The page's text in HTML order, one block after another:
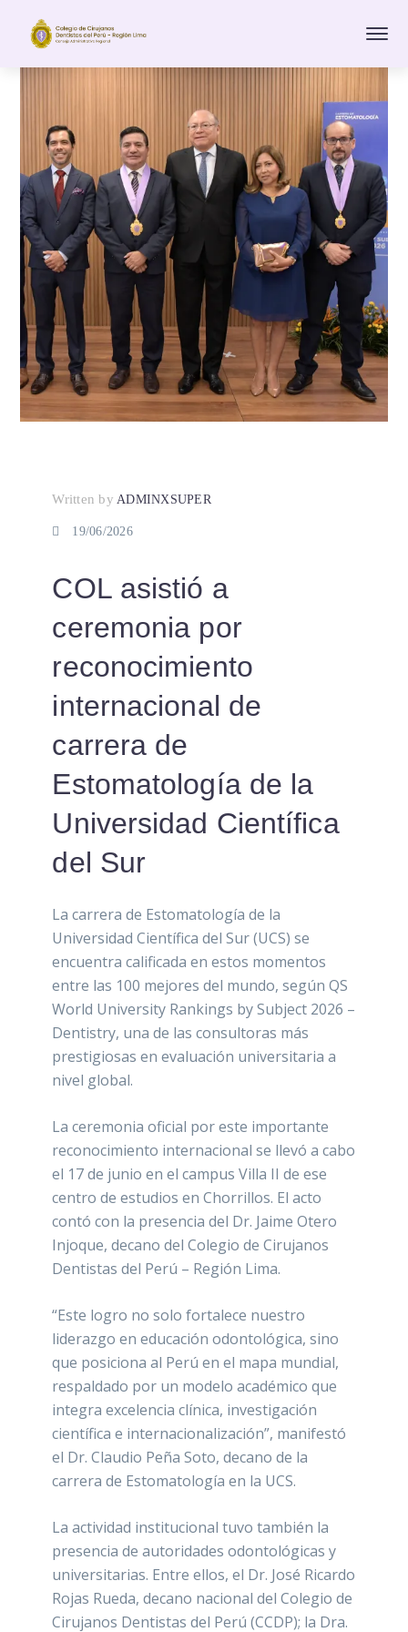
Written by ADMINXSUPER
19/06/2026
COL asistió a
ceremonia por
reconocimiento
internacional de
carrera de
Estomatología de la
Universidad Científica
del Sur
La carrera de Estomatología de la
Universidad Científica del Sur (UCS) se
encuentra calificada en estos momentos
entre las 100 mejores del mundo, según QS
World University Rankings by Subject 2026 –
Dentistry, una de las consultoras más
prestigiosas en evaluación universitaria a
nivel global.
La ceremonia oficial por este importante
reconocimiento internacional se llevó a cabo
el 17 de junio en el campus Villa II de ese
centro de estudios en Chorrillos. El acto
contó con la presencia del Dr. Jaime Otero
Injoque, decano del Colegio de Cirujanos
Dentistas del Perú – Región Lima.
“Este logro no solo fortalece nuestro
liderazgo en educación odontológica, sino
que posiciona al Perú en el mapa mundial,
respaldado por un modelo académico que
integra excelencia clínica, investigación
científica e internacionalización”, manifestó
el Dr. Claudio Peña Soto, decano de la
carrera de Estomatología en la UCS.
La actividad institucional tuvo también la
presencia de autoridades odontológicas y
universitarias. Entre ellos, el Dr. José Ricardo
Rojas Rueda, decano nacional del Colegio de
Cirujanos Dentistas del Perú (CCDP); la Dra.